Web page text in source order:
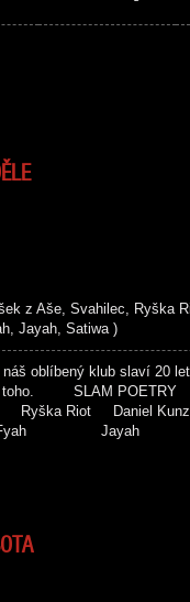
z Aše, Svahilec, Ryška
Jayah, Satiwa )
oblíbený klub slaví 20
u toho. SLAM
Ryška Riot Daniel
Fyah Jayah